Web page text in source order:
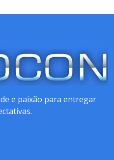
e paixão para entregar